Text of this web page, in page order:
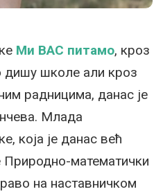
Ми ВАС питамо, кроз
дишу школе али кроз
радницима, данас је
Млада
која је данас већ
Природно-математички
на наставничком